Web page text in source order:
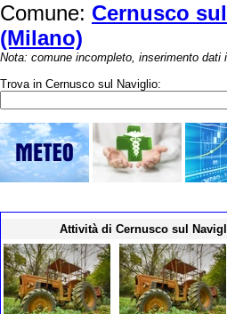
Comune: Cernusco
(Milano)
Nota: comune incompleto, inserimento dati
Trova in Cernusco sul Naviglio:
Attività di Cernusco sul